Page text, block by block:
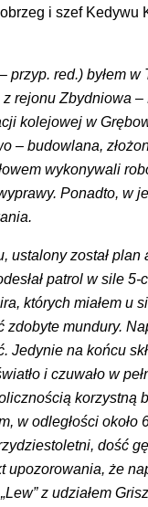
i szef Kedywu
red.) byłem w
rejonu Zbydniowa –
kolejowej w
– budowlana,
wykonywali
Ponadto, w
został plan
patrol w sile
których miałem u
zdobyte mundury.
Jedynie na końcu
i czuwało w
korzystną
w odległości około
dość
upozorowania, że
z udziałem